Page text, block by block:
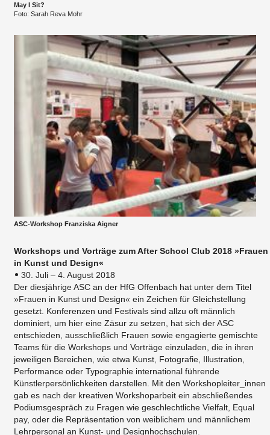
May I Sit?
Foto: Sarah Reva Mohr
ASC-Workshop Franziska Aigner
Workshops und Vorträge zum After School Club 2018 »Frauen
in Kunst und Design«
30. Juli – 4. August 2018
Der diesjährige ASC an der HfG Offenbach hat unter dem Titel
»Frauen in Kunst und Design« ein Zeichen für Gleichstellung
gesetzt. Konferenzen und Festivals sind allzu oft männlich
dominiert, um hier eine Zäsur zu setzen, hat sich der ASC
entschieden, ausschließlich Frauen sowie engagierte gemischte
Teams für die Workshops und Vorträge einzuladen, die in ihren
jeweiligen Bereichen, wie etwa Kunst, Fotografie, Illustration,
Performance oder Typographie international führende
Künstlerpersönlichkeiten darstellen. Mit den Workshopleiter_innen
gab es nach der kreativen Workshoparbeit ein abschließendes
Podiumsgespräch zu Fragen wie geschlechtliche Vielfalt, Equal
pay, oder die Repräsentation von weiblichem und männlichem
Lehrpersonal an Kunst- und Designhochschulen.